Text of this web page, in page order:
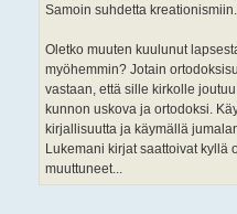
Samoin suhdetta kreationismiin.
Oletko muuten kuulunut
myöhemmin? Jotain
vastaan, että sille kirkolle
kunnon uskova ja ortodoksi.
kirjallisuutta ja käymällä
Lukemani kirjat saattoivat kyllä
muuttuneet...